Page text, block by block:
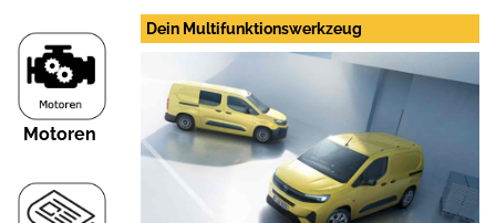
Motoren
Dein Multifunktionswerkzeug